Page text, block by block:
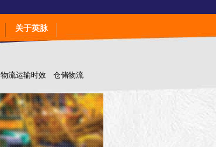
关于英脉
物流运输时效 仓储物流